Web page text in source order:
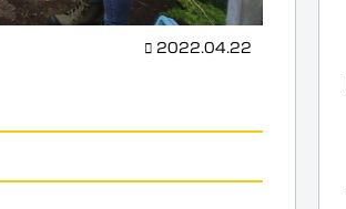
2022.04.22